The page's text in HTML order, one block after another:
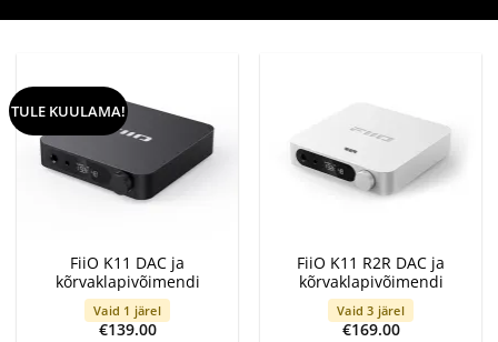
TULE KUULAMA!
FiiO K11 DAC ja
kõrvaklapivõimendi
Vaid 1 järel
€139.00
FiiO K11 R2R DAC ja
kõrvaklapivõimendi
Vaid 3 järel
€169.00